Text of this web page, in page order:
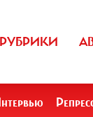
РУБРИКИ